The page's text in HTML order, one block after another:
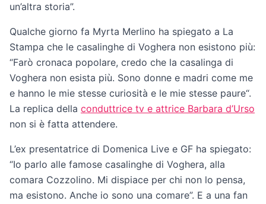
un’altra storia”.
Qualche giorno fa Myrta Merlino ha spiegato a La
Stampa che le casalinghe di Voghera non esistono più:
“Farò cronaca popolare, credo che la casalinga di
Voghera non esista più. Sono donne e madri come me
e hanno le mie stesse curiosità e le mie stesse paure“.
La replica della conduttrice tv e attrice Barbara d’Urso
non si è fatta attendere.
L’ex presentatrice di Domenica Live e GF ha spiegato:
“Io parlo alle famose casalinghe di Voghera, alla
comara Cozzolino. Mi dispiace per chi non lo pensa,
ma esistono. Anche io sono una comare”. E a una fan